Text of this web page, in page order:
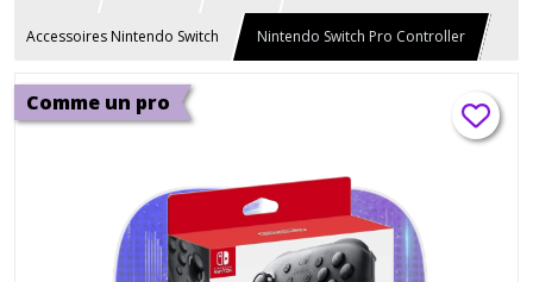
Accessoires Nintendo Switch Nintendo Switch Pro Controller
Comme un pro